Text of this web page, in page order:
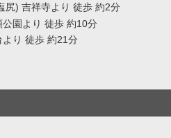
尻) 吉祥寺より 徒歩 約2分
園より 徒歩 約10分
り 徒歩 約21分